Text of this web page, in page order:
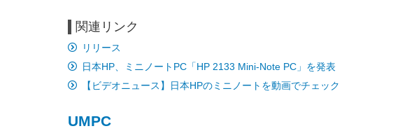
ナイロン樹脂ベース 通気性メ
ッシュ 在宅ワーク H-
しゃれ パソコンチェア (ブラ
ック)
関連リンク
リリース
日本HP、ミニノートPC「HP 2133 Mini-Note PC」を発表
【ビデオニュース】日本HPのミニノートを動画でチェック
UMPC